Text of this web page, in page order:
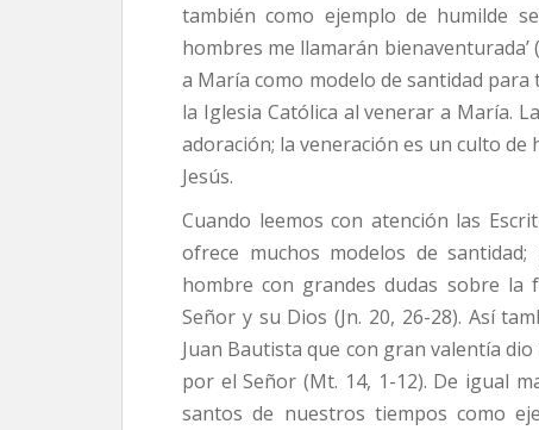
también como ejemplo de humilde
hombres me llamarán bienaventurada’
a María como modelo de santidad para
la Iglesia Católica al venerar a María.
adoración; la veneración es un culto
Jesús.
Cuando leemos con atención las
ofrece muchos modelos de
hombre con grandes dudas sobre la
Señor y su Dios (Jn. 20, 26-28). Así
Juan Bautista que con gran valentía
por el Señor (Mt. 14, 1-12). De igual
santos de nuestros tiempos como